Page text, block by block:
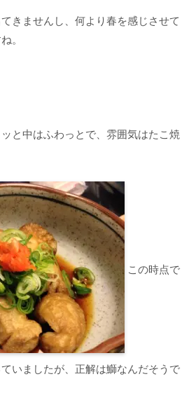
きませんし、何より春を感じさせて
。
と中はふわっとで、雰囲気はたこ焼
この時点で
いましたが、正解は鰤なんだそうで